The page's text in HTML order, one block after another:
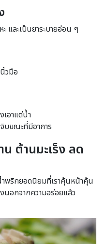
และเป็นยาระบายอ่อน ๆ
วมือ
เอาแต่น้ำ
บขณะที่มีอาการ
น ต้านมะเร็ง ลด
ำพริกยอดนิยมที่เราคุ้นหน้าคุ้น
อกจากความอร่อยแล้ว